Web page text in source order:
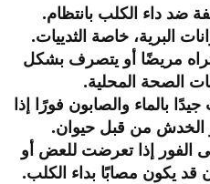
ضد داء الكلب بانتظام.
البرية، خاصة الثدييات.
تراه مريضًا أو يتصرف بشكل
الصحة المحلية.
بالماء والصابون فورًا إذا
من قبل حيوان.
الفور إذا تعرضت للعض أو
يكون مصابًا بداء الكلب.